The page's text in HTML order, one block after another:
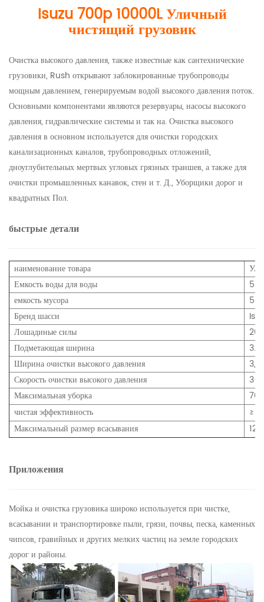
Isuzu 700p 10000L Уличный
чистящий грузовик
Очистка высокого давления, также известные как сантехнические
грузовики, Rush открывают заблокированные трубопроводы
мощным давлением, генерируемым водой высокого давления поток.
Основными компонентами являются резервуары, насосы высокого
давления, гидравлические системы и так на. Очистка высокого
давления в основном используется для очистки городских
канализационных каналов, трубопроводных отложений,
дноуглубительных мертвых угловых грязных траншев, а также для
очистки промышленных канавок, стен и т. Д., Уборщики дорог и
квадратных Пол.
быстрые детали
наименование товара
Емкость воды для воды
емкость мусора
Бренд шасси
Лошадиные силы
Подметающая ширина
Ширина очистки высокого давления
3,5
Скорость очистки высокого давления
3-
Максимальная уборка
чистая эффективность
≥
Максимальный размер всасывания
Приложения
Мойка и очистка грузовика широко используется при чистке,
всасывании и транспортировке пыли, грязи, почвы, песка, каменных
чипсов, гравийных и других мелких частиц на земле городских
дорог и районы.